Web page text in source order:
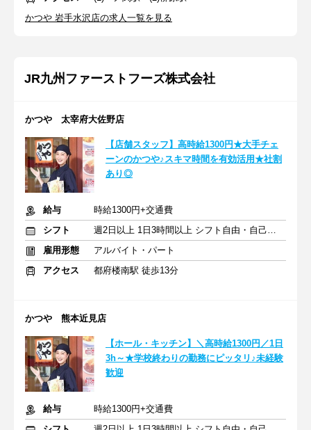
かつや 岩手水沢店の求人一覧を見る
JR九州ファーストフーズ株式会社
かつや 太宰府大佐野店
【店舗スタッフ】高時給1300円★大手チェ
ーンのかつや♪スキマ時間を有効活用★社割
あり◎
給与
時給1300円+交通費
シフト
週2日以上 1日3時間以上 シフト自由・自己申告
雇用形態
アルバイト・パート
アクセス
都府楼南駅 徒歩13分
かつや 熊本近見店
【ホール・キッチン】＼高時給1300円／1日
3h～★学校終わりの勤務にピッタリ♪未経験
歓迎
給与
時給1300円+交通費